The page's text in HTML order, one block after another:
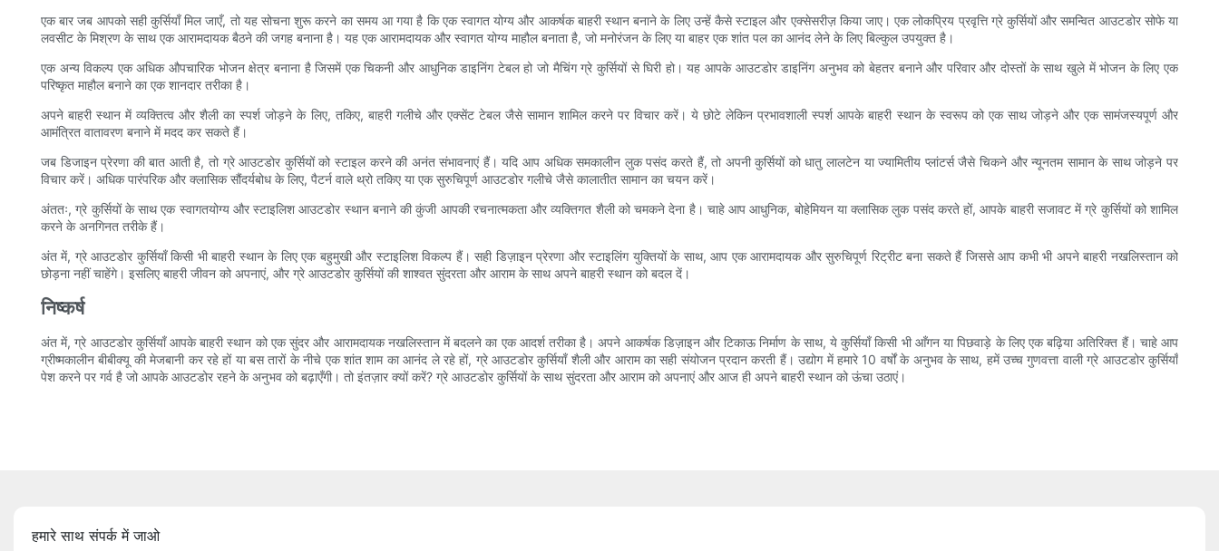
एक बार जब आपको सही कुर्सियाँ मिल जाएँ, तो यह सोचना शुरू करने का समय आ गया है कि एक स्वागत योग्य और आकर्षक बाहरी स्थान बनाने के लिए उन्हें कैसे स्टाइल और एक्सेसरीज़ किया जाए। एक लोकप्रिय प्रवृत्ति ग्रे कुर्सियों और समन्वित आउटडोर सोफे या
लवसीट के मिश्रण के साथ एक आरामदायक बैठने की जगह बनाना है। यह एक आरामदायक और स्वागत योग्य माहौल बनाता है, जो मनोरंजन के लिए या बाहर एक शांत पल का आनंद लेने के लिए बिल्कुल उपयुक्त है।
एक अन्य विकल्प एक अधिक औपचारिक भोजन क्षेत्र बनाना है जिसमें एक चिकनी और आधुनिक डाइनिंग टेबल हो जो मैचिंग ग्रे कुर्सियों से घिरी हो। यह आपके आउटडोर डाइनिंग अनुभव को बेहतर बनाने और परिवार और दोस्तों के साथ खुले में भोजन के लिए एक
परिष्कृत माहौल बनाने का एक शानदार तरीका है।
अपने बाहरी स्थान में व्यक्तित्व और शैली का स्पर्श जोड़ने के लिए, तकिए, बाहरी गलीचे और एक्सेंट टेबल जैसे सामान शामिल करने पर विचार करें। ये छोटे लेकिन प्रभावशाली स्पर्श आपके बाहरी स्थान के स्वरूप को एक साथ जोड़ने और एक सामंजस्यपूर्ण और
आमंत्रित वातावरण बनाने में मदद कर सकते हैं।
जब डिजाइन प्रेरणा की बात आती है, तो ग्रे आउटडोर कुर्सियों को स्टाइल करने की अनंत संभावनाएं हैं। यदि आप अधिक समकालीन लुक पसंद करते हैं, तो अपनी कुर्सियों को धातु लालटेन या ज्यामितीय प्लांटर्स जैसे चिकने और न्यूनतम सामान के साथ जोड़ने पर
विचार करें। अधिक पारंपरिक और क्लासिक सौंदर्यबोध के लिए, पैटर्न वाले थ्रो तकिए या एक सुरुचिपूर्ण आउटडोर गलीचे जैसे कालातीत सामान का चयन करें।
अंततः, ग्रे कुर्सियों के साथ एक स्वागतयोग्य और स्टाइलिश आउटडोर स्थान बनाने की कुंजी आपकी रचनात्मकता और व्यक्तिगत शैली को चमकने देना है। चाहे आप आधुनिक, बोहेमियन या क्लासिक लुक पसंद करते हों, आपके बाहरी सजावट में ग्रे कुर्सियों को शामिल
करने के अनगिनत तरीके हैं।
अंत में, ग्रे आउटडोर कुर्सियाँ किसी भी बाहरी स्थान के लिए एक बहुमुखी और स्टाइलिश विकल्प हैं। सही डिज़ाइन प्रेरणा और स्टाइलिंग युक्तियों के साथ, आप एक आरामदायक और सुरुचिपूर्ण रिट्रीट बना सकते हैं जिससे आप कभी भी अपने बाहरी नखलिस्तान को
छोड़ना नहीं चाहेंगे। इसलिए बाहरी जीवन को अपनाएं, और ग्रे आउटडोर कुर्सियों की शाश्वत सुंदरता और आराम के साथ अपने बाहरी स्थान को बदल दें।
निष्कर्ष
अंत में, ग्रे आउटडोर कुर्सियाँ आपके बाहरी स्थान को एक सुंदर और आरामदायक नखलिस्तान में बदलने का एक आदर्श तरीका है। अपने आकर्षक डिज़ाइन और टिकाऊ निर्माण के साथ, ये कुर्सियाँ किसी भी आँगन या पिछवाड़े के लिए एक बढ़िया अतिरिक्त हैं। चाहे आप
ग्रीष्मकालीन बीबीक्यू की मेजबानी कर रहे हों या बस तारों के नीचे एक शांत शाम का आनंद ले रहे हों, ग्रे आउटडोर कुर्सियाँ शैली और आराम का सही संयोजन प्रदान करती हैं। उद्योग में हमारे 10 वर्षों के अनुभव के साथ, हमें उच्च गुणवत्ता वाली ग्रे आउटडोर कुर्सियाँ
पेश करने पर गर्व है जो आपके आउटडोर रहने के अनुभव को बढ़ाएँगी। तो इंतज़ार क्यों करें? ग्रे आउटडोर कुर्सियों के साथ सुंदरता और आराम को अपनाएं और आज ही अपने बाहरी स्थान को ऊंचा उठाएं।
हमारे साथ संपर्क में जाओ